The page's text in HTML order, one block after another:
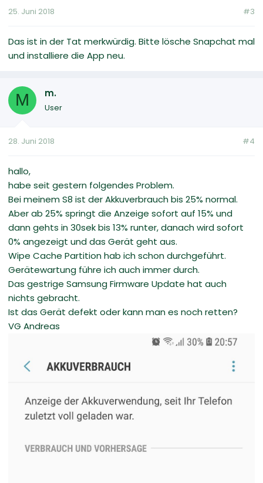
25. Juni 2018 #3
Das ist in der Tat merkwürdig. Bitte lösche Snapchat mal
und installiere die App neu.
M m.
User
28. Juni 2018 #4
hallo,
habe seit gestern folgendes Problem.
Bei meinem S8 ist der Akkuverbrauch bis 25% normal.
Aber ab 25% springt die Anzeige sofort auf 15% und
dann gehts in 30sek bis 13% runter, danach wird sofort
0% angezeigt und das Gerät geht aus.
Wipe Cache Partition hab ich schon durchgeführt.
Gerätewartung führe ich auch immer durch.
Das gestrige Samsung Firmware Update hat auch
nichts gebracht.
Ist das Gerät defekt oder kann man es noch retten?
VG Andreas